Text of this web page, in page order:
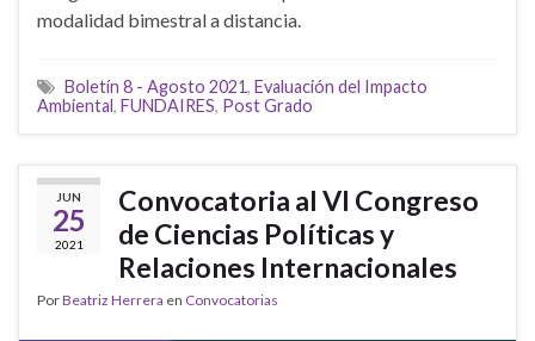
modalidad bimestral a distancia.
Boletín 8 - Agosto 2021, Evaluación del Impacto
Ambiental, FUNDAIRES, Post Grado
JUN
25
2021
Convocatoria al VI Congreso
de Ciencias Políticas y
Relaciones Internacionales
PorBeatriz Herrera en Convocatorias